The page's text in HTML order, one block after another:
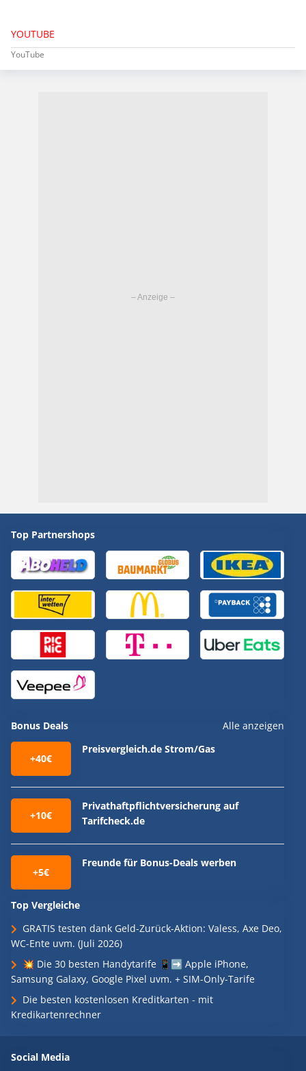
YOUTUBE
YouTube
Top Partnershops
Bonus Deals Alle anzeigen
+40€
Preisvergleich.de Strom/Gas
+10€
Privathaftpflichtversicherung auf
Tarifcheck.de
+5€
Freunde für Bonus-Deals werben
Top Vergleiche
GRATIS testen dank Geld-Zurück-Aktion: Valess, Axe Deo,
WC-Ente uvm. (Juli 2026)
💥 Die 30 besten Handytarife 📱➡️ Apple iPhone,
Samsung Galaxy, Google Pixel uvm. + SIM-Only-Tarife
Die besten kostenlosen Kreditkarten - mit
Kredikartenrechner
Social Media